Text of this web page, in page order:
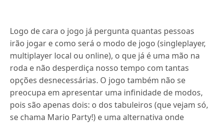
Logo de cara o jogo já pergunta quantas pessoas
irão jogar e como será o modo de jogo (singleplayer,
multiplayer local ou online), o que já é uma mão na
roda e não desperdiça nosso tempo com tantas
opções desnecessárias. O jogo também não se
preocupa em apresentar uma infinidade de modos,
pois são apenas dois: o dos tabuleiros (que vejam só,
se chama Mario Party!) e uma alternativa onde